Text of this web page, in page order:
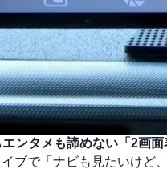
ンタメも諦めない「2画面
ブで「ナビも見たいけど